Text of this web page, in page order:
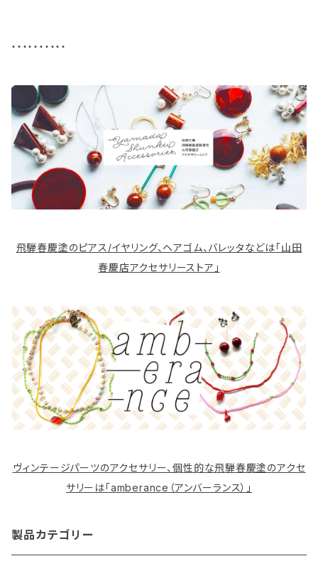
・・・・・・・・・・
飛騨春慶塗のピアス/イヤリング、ヘアゴム、バレッタなどは「山田
春慶店アクセサリーストア」
ヴィンテージパーツのアクセサリー、個性的な飛騨春慶塗のアクセ
サリーは「amberance（アンバーランス）」
製品カテゴリー